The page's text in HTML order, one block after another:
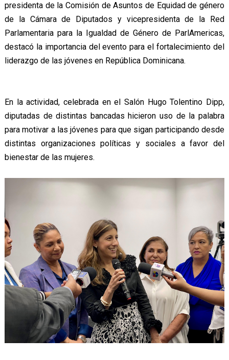
presidenta de la Comisión de Asuntos de Equidad de género
de la Cámara de Diputados y vicepresidenta de la Red
Parlamentaria para la Igualdad de Género de ParlAmericas,
destacó la importancia del evento para el fortalecimiento del
liderazgo de las jóvenes en República Dominicana.
En la actividad, celebrada en el Salón Hugo Tolentino Dipp,
diputadas de distintas bancadas hicieron uso de la palabra
para motivar a las jóvenes para que sigan participando desde
distintas organizaciones políticas y sociales a favor del
bienestar de las mujeres.